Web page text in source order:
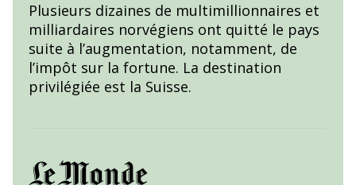
Plusieurs dizaines de multimillionnaires et
milliardaires norvégiens ont quitté le pays
suite à l’augmentation, notamment, de
l’impôt sur la fortune. La destination
privilégiée est la Suisse.